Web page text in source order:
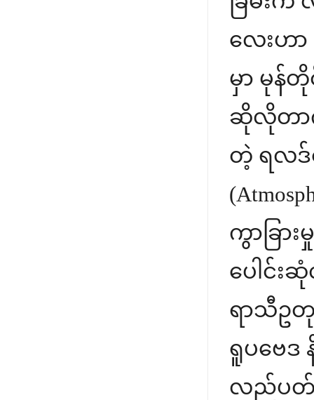
လေးဟာ
မှာ မုန်
ဆိုလိုတာက
တဲ့ ရလဒ်
ကွာခြာ
ပေါင်
ရာသီဥတု
ရူပဗေဒ
လည်ပတ်